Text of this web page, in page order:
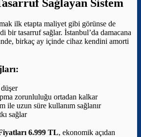
Sağlayan Sistem
ilk etapta maliyet gibi görünse de
bir tasarruf sağlar. İstanbul’da damacana
birkaç ay içinde cihaz kendini amorti
zorunluluğu ortadan kalkar
ile uzun süre kullanım sağlanır
sağlar
6.999 TL, ekonomik açıdan